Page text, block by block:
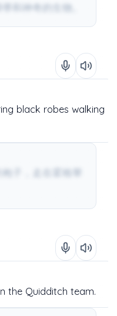
和神奇的生物。
black robes walking
子，走在霍格華
the Quidditch team.